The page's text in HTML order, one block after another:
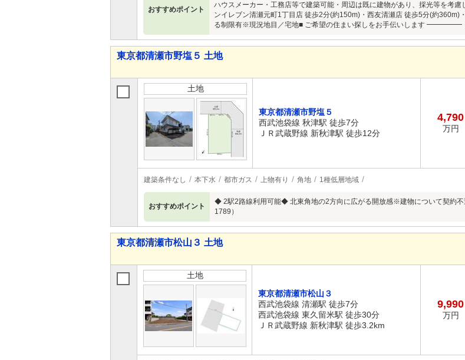
おすすめポイント
ハウスメーカー・工務店等で建築可能・周辺は既に建物があり、採光等を考
ンイレブン清瀬元町1丁目店 徒歩2分(約150m)・西友清瀬店 徒歩5分(約
る制限有※現況地目／宅地■ ご希望の住まい探しをお手伝いします ━━━━━・
東京都清瀬市野塩５ 土地
土地
東京都清瀬市野塩５
西武池袋線 秋津駅 徒歩7分
ＪＲ武蔵野線 新秋津駅 徒歩12分
4,790
万円
建築条件なし 本下水 都市ガス 上物有り 角地 1種低層地域
おすすめポイント
◆ 2駅2路線利用可能◆ 北東角地の2方向に広がる開放感※建物について契約
1789）
東京都清瀬市松山３ 土地
土地
東京都清瀬市松山３
西武池袋線 清瀬駅 徒歩7分
西武池袋線 東久留米駅 徒歩30分
ＪＲ武蔵野線 新秋津駅 徒歩3.2km
9,990
万円